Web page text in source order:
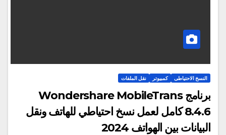
النسخ الاحتياطى كمبيوتر نقل الملفات
برنامج Wondershare MobileTrans
8.4.6 كامل لعمل نسخ احتياطي للهاتف ونقل
البيانات بين الهواتف 2024